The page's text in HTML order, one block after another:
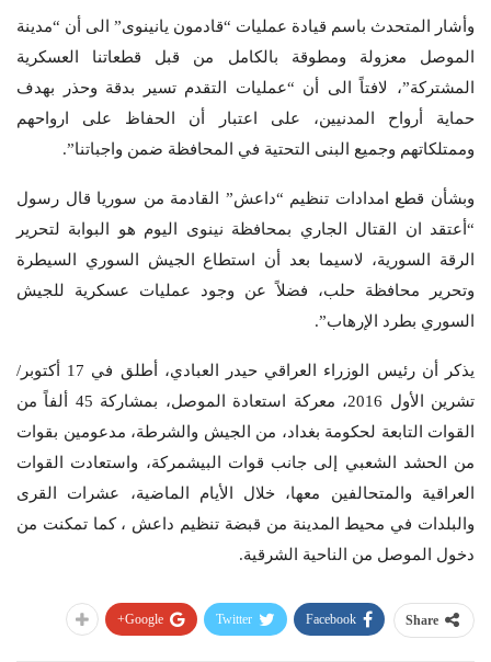
وأشار المتحدث باسم قيادة عمليات “قادمون يانينوى” الى أن “مدينة
الموصل معزولة ومطوقة بالكامل من قبل قطعاتنا العسكرية
المشتركة”، لافتاً الى أن “عمليات التقدم تسير بدقة وحذر بهدف
حماية أرواح المدنيين، على اعتبار أن الحفاظ على ارواحهم
وممتلكاتهم وجميع البنى التحتية في المحافظة ضمن واجباتنا”.
وبشأن قطع امدادات تنظيم “داعش” القادمة من سوريا قال رسول
“أعتقد ان القتال الجاري بمحافظة نينوى اليوم هو البوابة لتحرير
الرقة السورية، لاسيما بعد أن استطاع الجيش السوري السيطرة
وتحرير محافظة حلب، فضلاً عن وجود عمليات عسكرية للجيش
السوري بطرد الإرهاب”.
يذكر أن رئيس الوزراء العراقي حيدر العبادي، أطلق في 17 أكتوبر/
تشرين الأول 2016، معركة استعادة الموصل، بمشاركة 45 ألفاً من
القوات التابعة لحكومة بغداد، من الجيش والشرطة، مدعومين بقوات
من الحشد الشعبي إلى جانب قوات البيشمركة، واستعادت القوات
العراقية والمتحالفين معها، خلال الأيام الماضية، عشرات القرى
والبلدات في محيط المدينة من قبضة تنظيم داعش ، كما تمكنت من
دخول الموصل من الناحية الشرقية.
Share
Facebook
Twitter
Google+